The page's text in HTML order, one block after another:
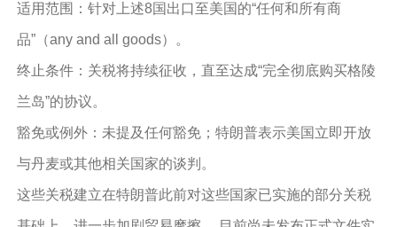
适用范围：针对上述8国出口至美国的“任何和所有商
品”（any and all goods）。
终止条件：关税将持续征收，直至达成“完全彻底购买格陵
兰岛”的协议。
豁免或例外：未提及任何豁免；特朗普表示美国立即开放
与丹麦或其他相关国家的谈判。
这些关税建立在特朗普此前对这些国家已实施的部分关税